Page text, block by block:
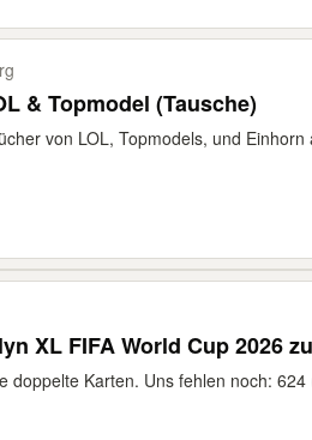
& Topmodel (Tausche)
von LOL, Topmodels, und
XL FIFA World Cup 2026
doppelte Karten. Uns fehlen noch: